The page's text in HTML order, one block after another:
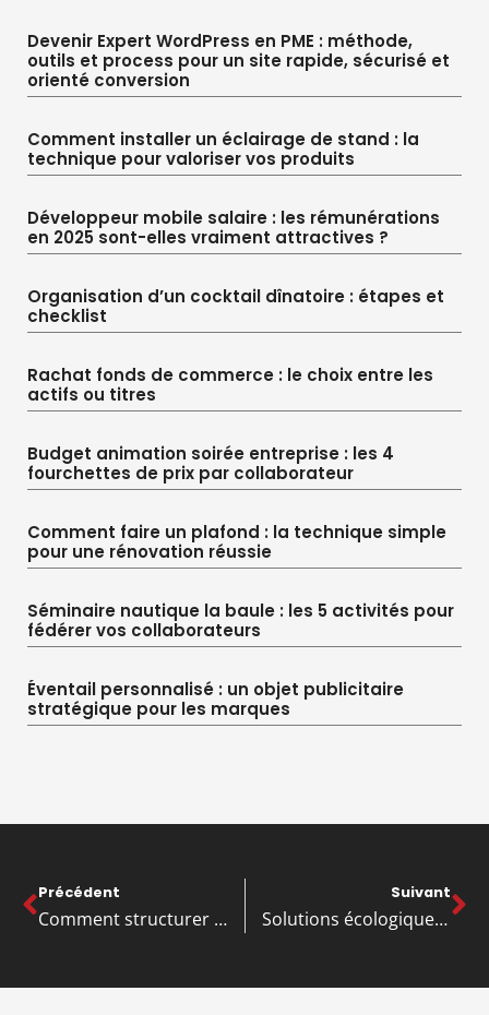
Devenir Expert WordPress en PME : méthode,
outils et process pour un site rapide, sécurisé et
orienté conversion
Comment installer un éclairage de stand : la
technique pour valoriser vos produits
Développeur mobile salaire : les rémunérations
en 2025 sont-elles vraiment attractives ?
Organisation d’un cocktail dînatoire : étapes et
checklist
Rachat fonds de commerce : le choix entre les
actifs ou titres
Budget animation soirée entreprise : les 4
fourchettes de prix par collaborateur
Comment faire un plafond : la technique simple
pour une rénovation réussie
Séminaire nautique la baule : les 5 activités pour
fédérer vos collaborateurs
Éventail personnalisé : un objet publicitaire
stratégique pour les marques
Précédent
Comment structurer son CV pour un impact maximal ?
Suivant
Solutions écologiques de débarras d’entreprise: vers un avenir plus vert